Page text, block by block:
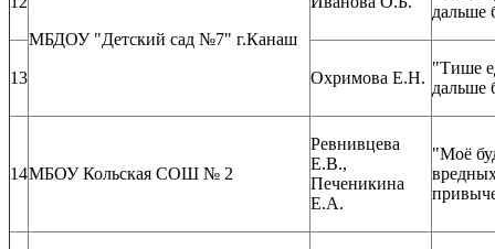
МБДОУ "Детский сад №7" г.Канаш
дальше
13 Охримова Е.Н.
"Тише
дальше
14МБОУ Кольская СОШ № 2
Ревнивцева
Е.В.,
Печеникина
Е.А.
"Моё